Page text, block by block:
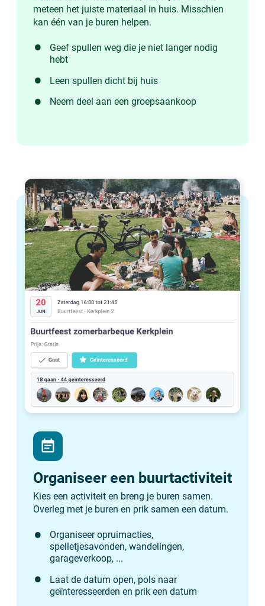
meteen het juiste materiaal in huis. Misschien
kan één van je buren helpen.
Geef spullen weg die je niet langer nodig
hebt
Leen spullen dicht bij huis
Neem deel aan een groepsaankoop
event_note
Organiseer een buurtactiviteit
Kies een activiteit en breng je buren samen.
Overleg met je buren en prik samen een datum.
Organiseer opruimacties,
spelletjesavonden, wandelingen,
garageverkoop, ...
Laat de datum open, pols naar
geïnteresseerden en prik een datum